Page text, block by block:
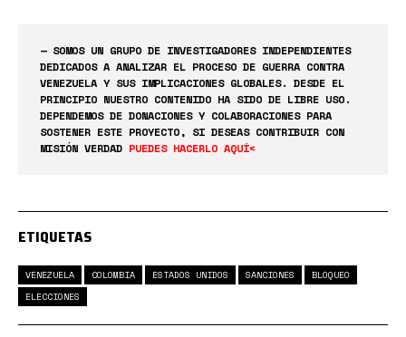
— SOMOS UN GRUPO DE INVESTIGADORES INDEPENDIENTES
DEDICADOS A ANALIZAR EL PROCESO DE GUERRA CONTRA
VENEZUELA Y SUS IMPLICACIONES GLOBALES. DESDE EL
PRINCIPIO NUESTRO CONTENIDO HA SIDO DE LIBRE USO.
DEPENDEMOS DE DONACIONES Y COLABORACIONES PARA
SOSTENER ESTE PROYECTO, SI DESEAS CONTRIBUIR CON
MISIÓN VERDAD PUEDES HACERLO AQUÍ<
ETIQUETAS
VENEZUELA COLOMBIA ESTADOS UNIDOS SANCIONES
BLOQUEO
ELECCIONES